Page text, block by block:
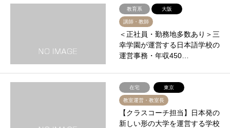
教育系 大阪
講師・教師
＜正社員・勤務地多数あり＞三
幸学園が運営する日本語学校の
運営事務・年収450…
在宅 東京
教室運営・教室長
【クラスコーチ担当】日本発の
新しい形の大学を運営する学校